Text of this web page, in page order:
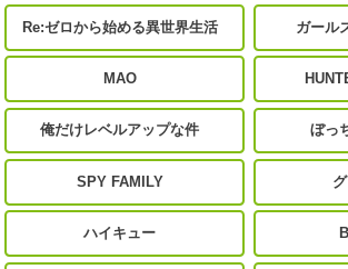
Re:ゼロから始める異世界生活 ガール
MAO
俺だけレベルアップな件 ぼっ
SPY FAMILY
ハイキュー